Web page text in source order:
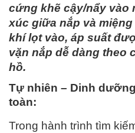
cứng khẽ cậy/nẩy vào
xúc giữa nắp và
khí lọt vào, áp suất
vặn nắp dễ dàng theo
hồ.
Tự nhiên – Dinh
toàn:
Trong hành trình tìm